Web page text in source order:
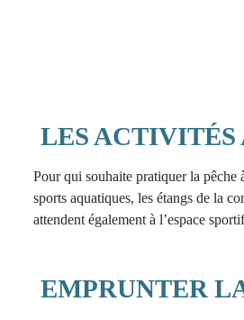
LES ACTIVITÉS
Pour qui souhaite pratiquer la pêche
sports aquatiques, les étangs de la
attendent également à l’espace
EMPRUNTER